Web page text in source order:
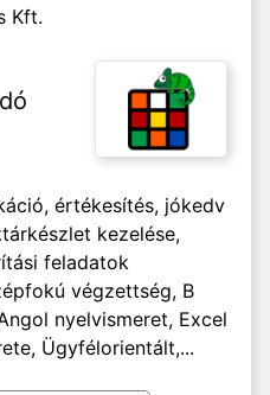
Kft.
értékesítés, jókedv
kezelése,
feladatok
végzettség, B
nyelvismeret, Excel
Ügyfélorientált,...